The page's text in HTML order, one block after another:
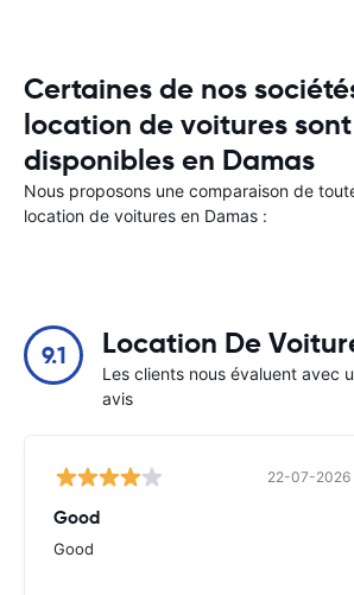
Certaines de nos
location de voitures sont
disponibles en Damas
Nous proposons une comparaison de
location de voitures en Damas :
9.1 Location De
Les clients nous évaluent avec
avis
22-07-2026
Good
Good